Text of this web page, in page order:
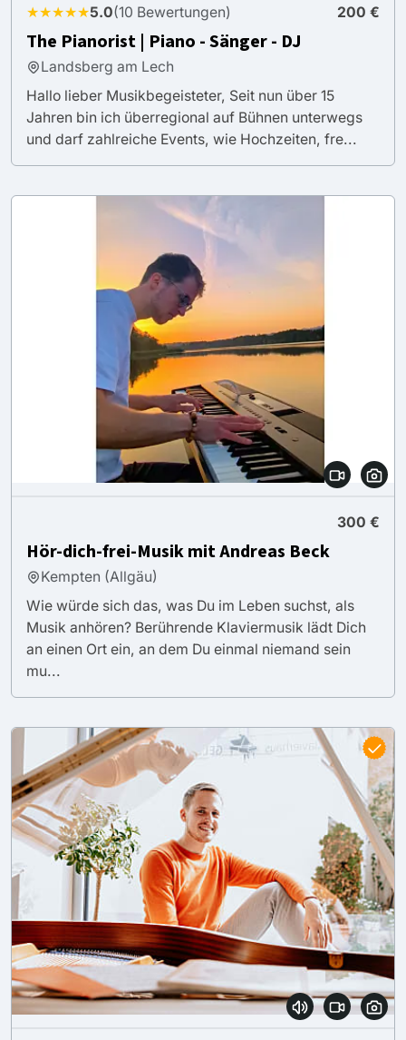
★★★★★5.0(10 Bewertungen) 200 €
The Pianorist | Piano - Sänger - DJ
Landsberg am Lech
Hallo lieber Musikbegeisteter, Seit nun über 15
Jahren bin ich überregional auf Bühnen unterwegs
und darf zahlreiche Events, wie Hochzeiten, fre...
300 €
Hör-dich-frei-Musik mit Andreas Beck
Kempten (Allgäu)
Wie würde sich das, was Du im Leben suchst, als
Musik anhören? Berührende Klaviermusik lädt Dich
an einen Ort ein, an dem Du einmal niemand sein
mu...